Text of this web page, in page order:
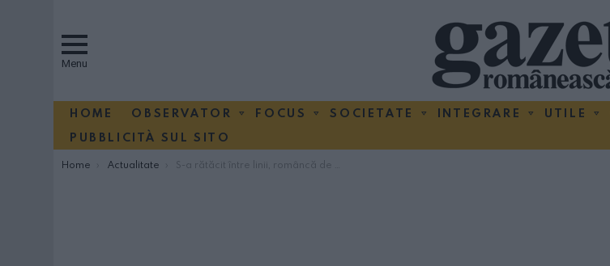
Menu
HOME OBSERVATOR FOCUS SOCIETATE INTEGRARE UTILE
PUBBLICITÀ SUL SITO
You are here:
Home Actualitate S-a rătăcit între linii, româncă de 23 de ani spulberată de tren la Verona